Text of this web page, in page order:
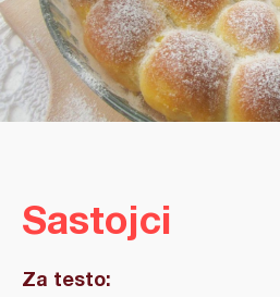
Sastojci
Za testo: